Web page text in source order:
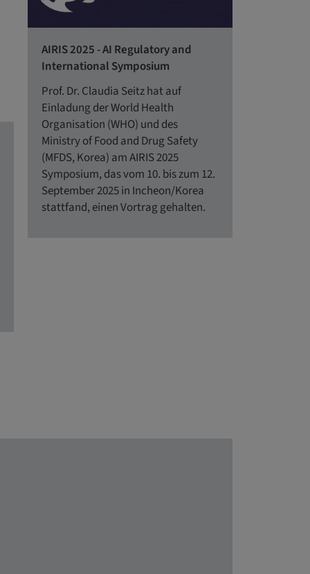
AIRIS 2025 - AI Regulatory and
International Symposium
Prof. Dr. Claudia Seitz hat auf
Einladung der World Health
Organisation (WHO) und des
Ministry of Food and Drug Safety
(MFDS, Korea) am AIRIS 2025
Symposium, das vom 10. bis zum 12.
September 2025 in Incheon/Korea
stattfand, einen Vortrag gehalten.